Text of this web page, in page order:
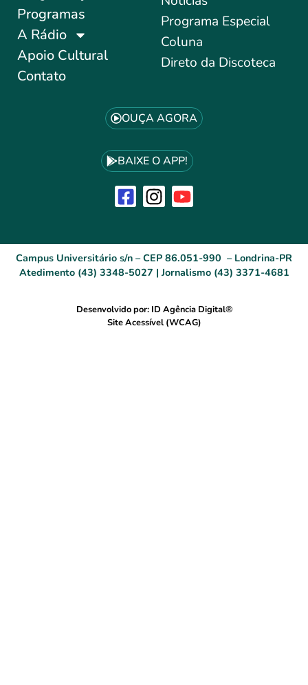
Programas
A Rádio
Apoio Cultural
Contato
Programa Especial
Coluna
Direto da Discoteca
OUÇA AGORA
BAIXE O APP!
Campus Universitário s/n – CEP 86.051-990 – Londrina-PR
Atedimento (43) 3348-5027 | Jornalismo (43) 3371-4681
Desenvolvido por: ID Agência Digital®
Site Acessível (WCAG)